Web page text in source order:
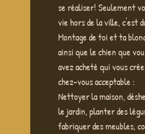
se réaliser! Seulement
vie hors de la ville, c'est
Montage de toi et ta
ainsi que le chien que
avez acheté qui vous
chez-vous acceptable :
Nettoyer la maison,
le jardin, planter des
fabriquer des meubles,